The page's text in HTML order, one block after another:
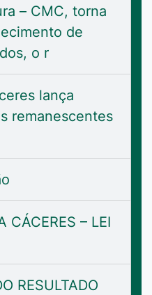
– CMC, torna
de
o r
lança
remanescentes
CÁCERES – LEI
RESULTADO